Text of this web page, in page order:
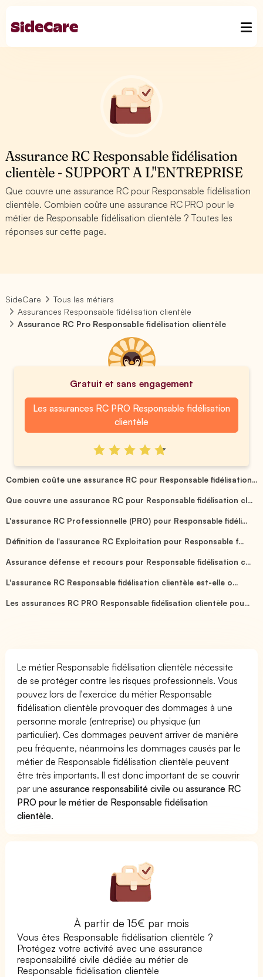
Assurance RC Responsable fidélisation
clientèle - SUPPORT A L''ENTREPRISE
Que couvre une assurance RC pour Responsable fidélisation
clientèle. Combien coûte une assurance RC PRO pour le
métier de Responsable fidélisation clientèle ? Toutes les
réponses sur cette page.
SideCare
Tous les métiers
Assurances Responsable fidélisation clientèle
Assurance RC Pro Responsable fidélisation clientèle
Gratuit et sans engagement
Les assurances RC PRO Responsable fidélisation
clientèle
Combien coûte une assurance RC pour Responsable fidélisation...
Que couvre une assurance RC pour Responsable fidélisation cl...
L'assurance RC Professionnelle (PRO) pour Responsable fidéli...
Définition de l'assurance RC Exploitation pour Responsable f...
Assurance défense et recours pour Responsable fidélisation c...
L'assurance RC Responsable fidélisation clientèle est-elle o...
Les assurances RC PRO Responsable fidélisation clientèle pou...
Le métier Responsable fidélisation clientèle nécessite
de se protéger contre les risques professionnels. Vous
pouvez lors de l'exercice du métier Responsable
fidélisation clientèle provoquer des dommages à une
personne morale (entreprise) ou physique (un
particulier). Ces dommages peuvent arriver de manière
peu fréquente, néanmoins les dommages causés par le
métier de Responsable fidélisation clientèle peuvent
être très importants. Il est donc important de se couvrir
par uneassurance responsabilité civile ouassurance RC
PRO pour le métier de Responsable fidélisation
clientèle.
À partir de 15€ par mois
Vous êtes Responsable fidélisation clientèle ?
Protégez votre activité avec une assurance
responsabilité civile dédiée au métier de
Responsable fidélisation clientèle